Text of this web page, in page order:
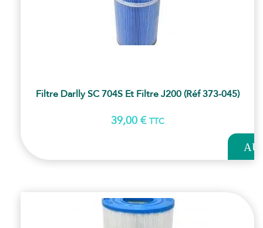
Filtre Darlly SC 704S Et Filtre J200 (Réf 373-045)
39,00 € TTC
AU